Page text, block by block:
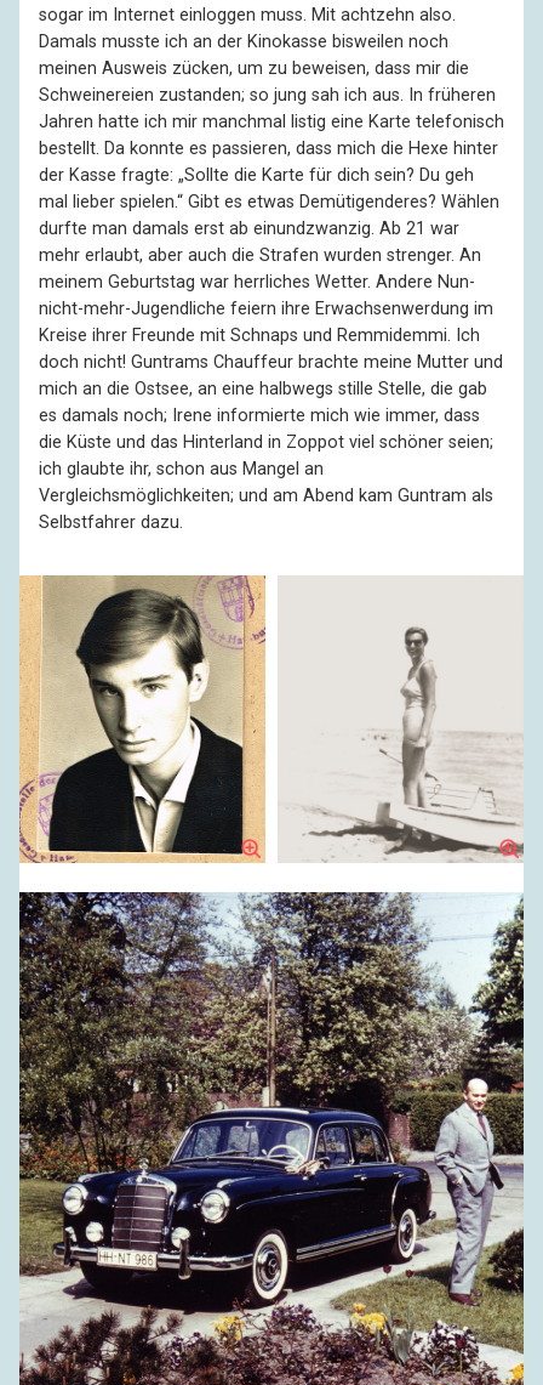
sogar im Internet einloggen muss. Mit achtzehn also.
Damals musste ich an der Kinokasse bisweilen noch
meinen Ausweis zücken, um zu beweisen, dass mir die
Schweinereien zustanden; so jung sah ich aus. In früheren
Jahren hatte ich mir manchmal listig eine Karte telefonisch
bestellt. Da konnte es passieren, dass mich die Hexe hinter
der Kasse fragte: „Sollte die Karte für dich sein? Du geh
mal lieber spielen.“ Gibt es etwas Demütigenderes? Wählen
durfte man damals erst ab einundzwanzig. Ab 21 war
mehr erlaubt, aber auch die Strafen wurden strenger. An
meinem Geburtstag war herrliches Wetter. Andere Nun-
nicht-mehr-Jugendliche feiern ihre Erwachsenwerdung im
Kreise ihrer Freunde mit Schnaps und Remmidemmi. Ich
doch nicht! Guntrams Chauffeur brachte meine Mutter und
mich an die Ostsee, an eine halbwegs stille Stelle, die gab
es damals noch; Irene informierte mich wie immer, dass
die Küste und das Hinterland in Zoppot viel schöner seien;
ich glaubte ihr, schon aus Mangel an
Vergleichsmöglichkeiten; und am Abend kam Guntram als
Selbstfahrer dazu.